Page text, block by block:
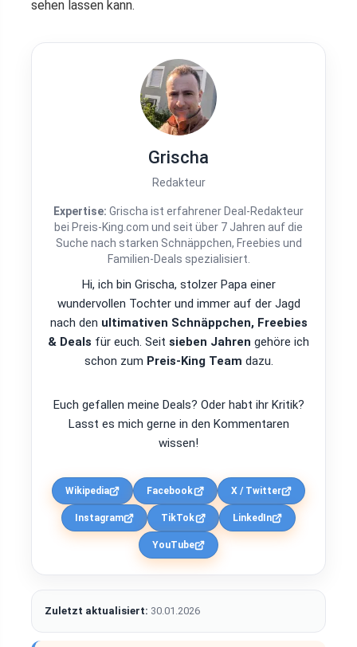
sehen lassen kann.
Grischa
Redakteur
Expertise: Grischa ist erfahrener Deal-Redakteur
bei Preis-King.com und seit über 7 Jahren auf die
Suche nach starken Schnäppchen, Freebies und
Familien-Deals spezialisiert.
Hi, ich bin Grischa, stolzer Papa einer
wundervollen Tochter und immer auf der Jagd
nach den ultimativen Schnäppchen, Freebies
& Deals für euch. Seit sieben Jahren gehöre ich
schon zum Preis-King Team dazu.
Euch gefallen meine Deals? Oder habt ihr Kritik?
Lasst es mich gerne in den Kommentaren
wissen!
Wikipedia Facebook X / Twitter
Instagram TikTok LinkedIn
YouTube
Zuletzt aktualisiert: 30.01.2026